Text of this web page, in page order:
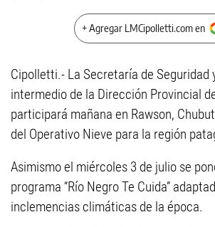
+ Agregar LMCipolletti.com en
Cipolletti.- La Secretaría de Seguridad
intermedio de la Dirección Provincial
participará mañana en Rawson,
del Operativo Nieve para la región
Asimismo el miércoles 3 de julio se
programa “Río Negro Te Cuida”
inclemencias climáticas de la época.